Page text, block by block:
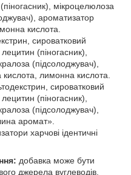
мікроцелюлоза
ароматизатор
кислота.
сироватковий
(піногасник),
(підсолоджувач),
лимонна кислота.
сироватковий
(піногасник),
(підсолоджувач),
аромат».
харчові ідентичні
добавка може бути
джерела вуглеводів,